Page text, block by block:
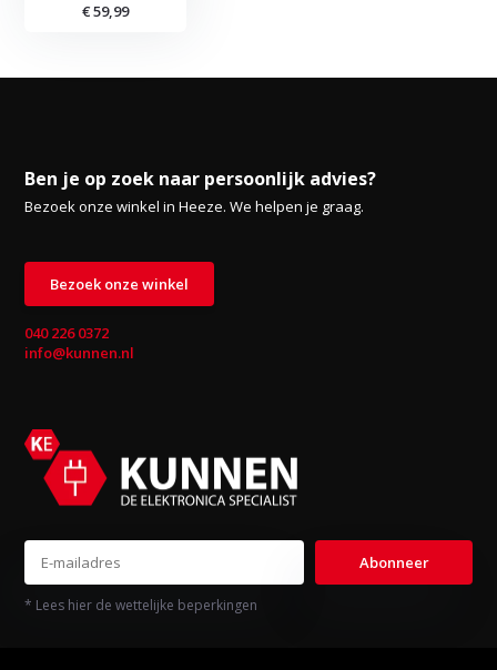
€ 59,99
Ben je op zoek naar persoonlijk advies?
Bezoek onze winkel in Heeze. We helpen je graag.
Bezoek onze winkel
040 226 0372
info@kunnen.nl
Abonneer
* Lees hier de wettelijke beperkingen